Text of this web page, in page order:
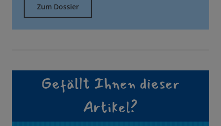
Zum Dossier
Gefällt Ihnen dieser
Artikel?